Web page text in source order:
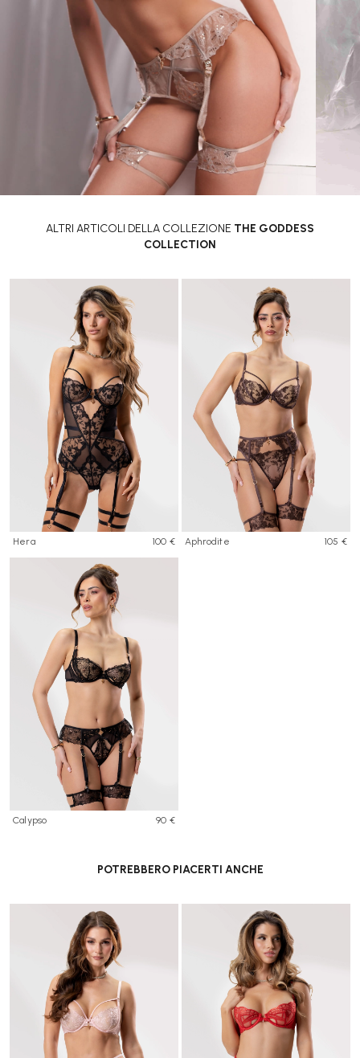
ALTRI ARTICOLI DELLA COLLEZIONE THE GODDESS
COLLECTION
Hera 100 € Aphrodite 105 €
Calypso 90 €
POTREBBERO PIACERTI ANCHE